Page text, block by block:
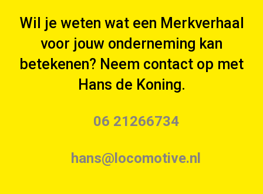
Wil je weten wat een Merkverhaal
voor jouw onderneming kan
betekenen? Neem contact op met
Hans de Koning.
06 21266734
hans@locomotive.nl